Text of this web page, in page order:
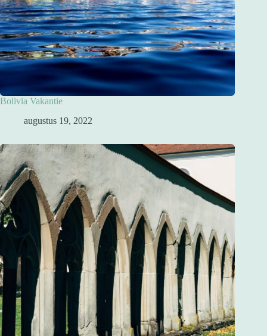
Bolivia Vakantie
augustus 19, 2022